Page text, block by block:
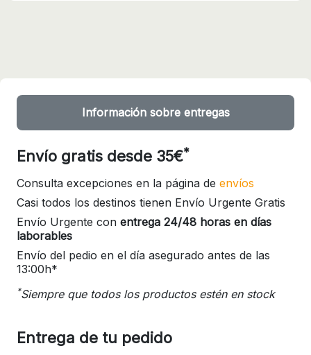
Información sobre entregas
Envío gratis desde 35€*
Consulta excepciones en la página de envíos
Casi todos los destinos tienen Envío Urgente Gratis
Envío Urgente con entrega 24/48 horas en días
laborables
Envío del pedio en el día asegurado antes de las
13:00h*
*Siempre que todos los productos estén en stock
Entrega de tu pedido